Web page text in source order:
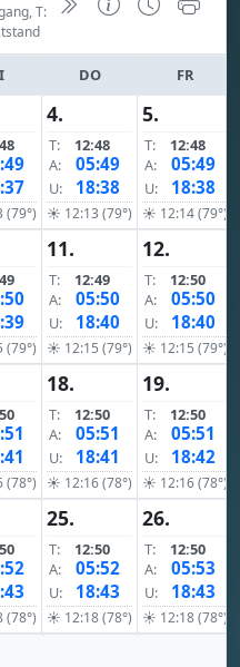
T:
DO FR
4.
T:
12:48
A:
05:49
U: 18:38
☀ 12:13 (79°)
5.
T:
12:48
A:
05:49
U: 18:38
☀ 12:14 (79°)
11.
T:
12:49
A:
05:50
U: 18:40
☀ 12:15 (79°)
12.
T:
12:50
A:
05:50
U: 18:40
☀ 12:15 (79°)
18.
T:
12:50
A:
05:51
U: 18:41
☀ 12:16 (78°)
19.
T:
12:50
A:
05:51
U: 18:42
☀ 12:16 (78°)
25.
T:
12:50
A:
05:52
U: 18:43
☀ 12:18 (78°)
26.
T:
12:50
A:
05:53
U: 18:43
☀ 12:18 (78°)